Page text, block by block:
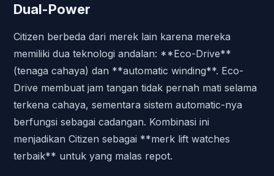
Dual-Power
Citizen berbeda dari merek lain karena mereka
memiliki dua teknologi andalan: **Eco-Drive**
(tenaga cahaya) dan **automatic winding**. Eco-
Drive membuat jam tangan tidak pernah mati selama
terkena cahaya, sementara sistem automatic-nya
berfungsi sebagai cadangan. Kombinasi ini
menjadikan Citizen sebagai **merk lift watches
terbaik** untuk yang malas repot.